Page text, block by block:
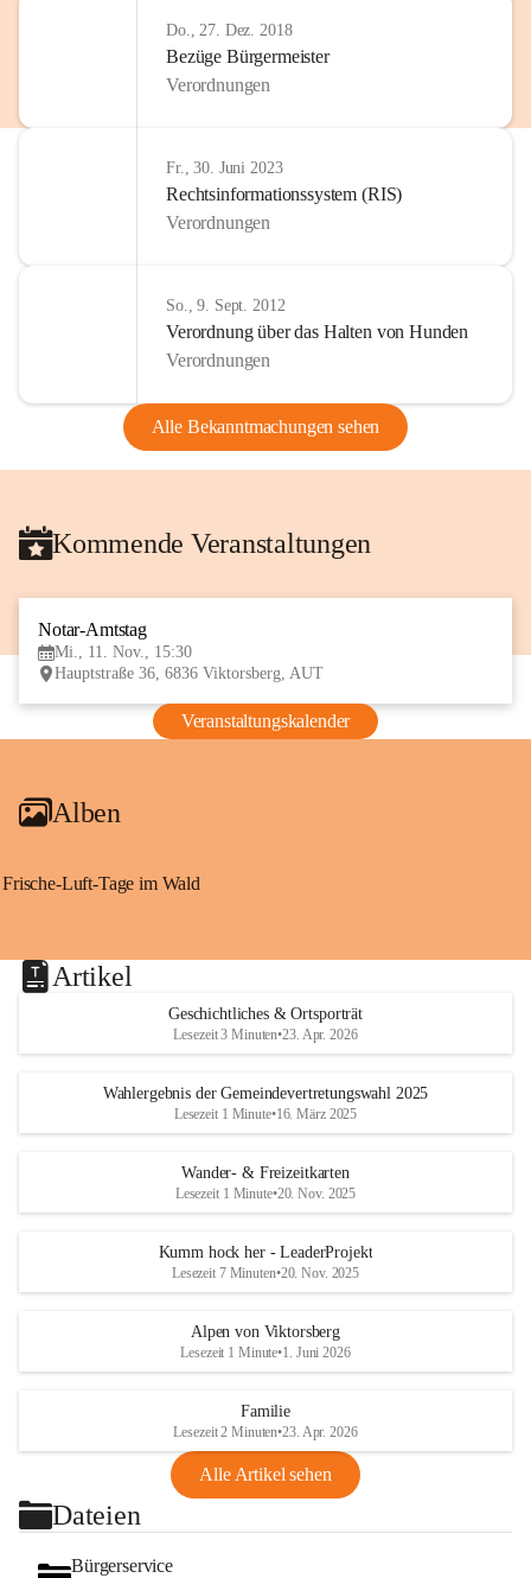
Do., 27. Dez. 2018
Bezüge Bürgermeister
Verordnungen
Fr., 30. Juni 2023
Rechtsinformationssystem (RIS)
Verordnungen
So., 9. Sept. 2012
Verordnung über das Halten von Hunden
Verordnungen
Alle Bekanntmachungen sehen
Kommende Veranstaltungen
Notar-Amtstag
Mi., 11. Nov., 15:30
Hauptstraße 36, 6836 Viktorsberg, AUT
Veranstaltungskalender
Alben
Frische-Luft-Tage im Wald
Artikel
Geschichtliches & Ortsporträt
Lesezeit 3 Minuten•23. Apr. 2026
Wahlergebnis der Gemeindevertretungswahl 2025
Lesezeit 1 Minute•16. März 2025
Wander- & Freizeitkarten
Lesezeit 1 Minute•20. Nov. 2025
Kumm hock her - LeaderProjekt
Lesezeit 7 Minuten•20. Nov. 2025
Alpen von Viktorsberg
Lesezeit 1 Minute•1. Juni 2026
Familie
Lesezeit 2 Minuten•23. Apr. 2026
Alle Artikel sehen
Dateien
Bürgerservice